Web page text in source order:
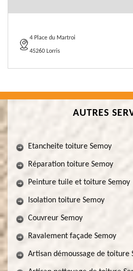
4 Place du Martroi
45260 Lorris
AUTRES
Etancheite toiture Semoy
Réparation toiture Semoy
Peinture tuile et toiture Semoy
Isolation toiture Semoy
Couvreur Semoy
Ravalement façade Semoy
Artisan démoussage de toiture